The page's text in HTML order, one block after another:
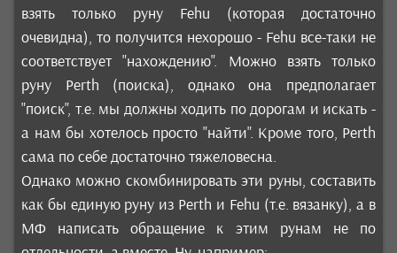
взять только руну Fehu (которая достаточно
очевидна), то получится нехорошо - Fehu все-таки не
соответствует "нахождению". Можно взять только
руну Perth (поиска), однако она предполагает
"поиск", т.е. мы должны ходить по дорогам и искать -
а нам бы хотелось просто "найти". Кроме того, Perth
сама по себе достаточно тяжеловесна.
Однако можно скомбинировать эти руны, составить
как бы единую руну из Perth и Fehu (т.е. вязанку), а в
МФ написать обращение к этим рунам не по